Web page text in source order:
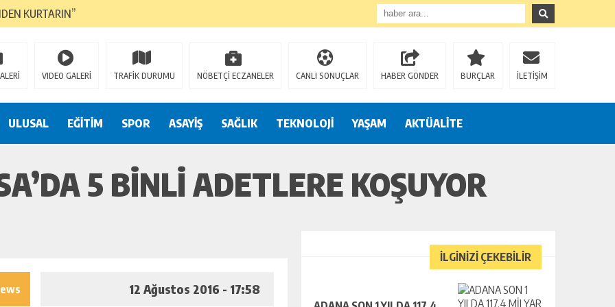
KURTARIN”
YENİ GÖZDESİ OLACAK”
KAMUOYUNA AÇIKLAYIN”
VIDEO GALERİ TRAFİK DURUMU NÖBETÇİ ECZANELER CANLI SONUÇLAR HABER GÖNDER BURÇLAR İLETİŞİM
ULUSAL EĞİTİM SPOR ASAYİŞ SAĞLIK TEKNOLOJİ YAŞAM AKTÜALİTE
5 BINLI ADETLERE KOŞUYOR
12 Ağustos 2016 - 17:58
İLGİNİZİ ÇEKEBİLİR